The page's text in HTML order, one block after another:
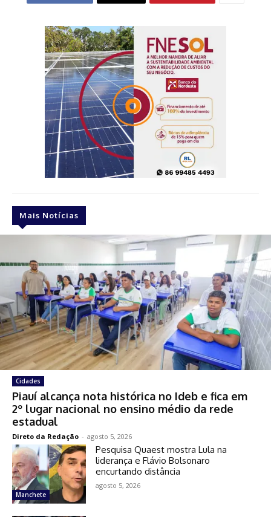
Mais Notícias
Cidades
Piauí alcança nota histórica no Ideb e fica em
2º lugar nacional no ensino médio da rede
estadual
Direto da Redação - agosto 5, 2026
Manchete
Pesquisa Quaest mostra Lula na
liderança e Flávio Bolsonaro
encurtando distância
agosto 5, 2026